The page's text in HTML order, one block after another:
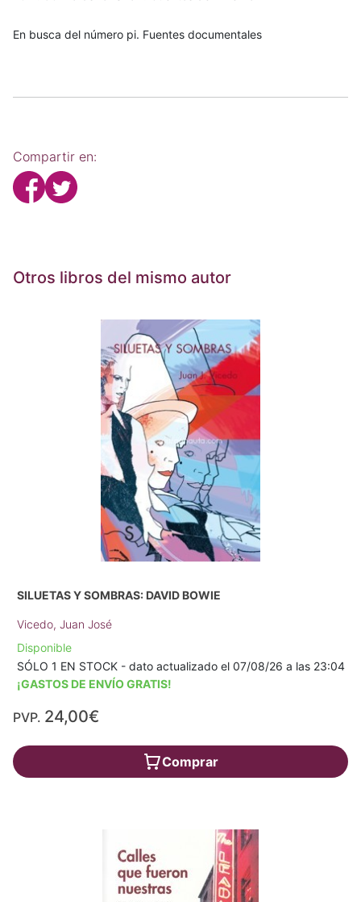
En busca del número pi. Fuentes documentales
Compartir en:
Otros libros del mismo autor
SILUETAS Y SOMBRAS: DAVID BOWIE
Vicedo, Juan José
Disponible
SÓLO 1 EN STOCK - dato actualizado el 07/08/26 a las 23:04
¡GASTOS DE ENVÍO GRATIS!
PVP. 24,00€
Comprar